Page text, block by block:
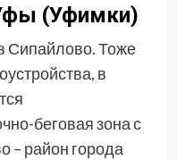
(Уфимки)
Сипайлово. Тоже
в
беговая зона с
– район города